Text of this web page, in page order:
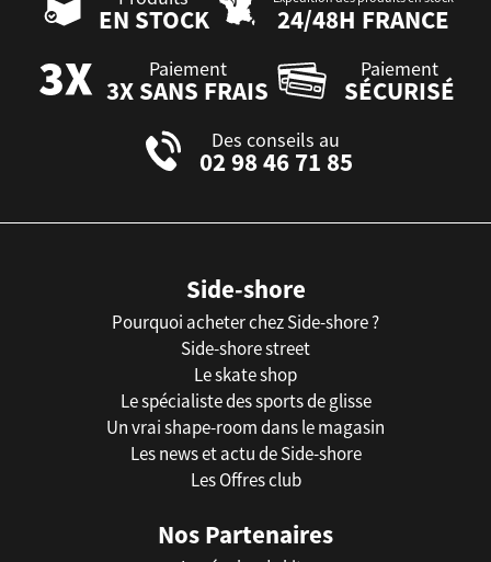
EN STOCK 24/48H FRANCE
Paiement
3X SANS FRAIS
Paiement
SÉCURISÉ
Des conseils au
02 98 46 71 85
Side-shore
Pourquoi acheter chez Side-shore ?
Side-shore street
Le skate shop
Le spécialiste des sports de glisse
Un vrai shape-room dans le magasin
Les news et actu de Side-shore
Les Offres club
Nos Partenaires